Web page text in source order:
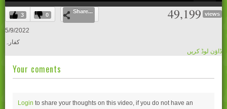
0
of
27
minutes,
seconds
3 0
Share... 49,199 views
5/9/2022
کفارہ
ڈاؤن لوڈ کریں
Your coments
Login to share your thoughts on this video, if you do not have an